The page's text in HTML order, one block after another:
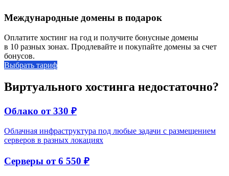
Международные домены в подарок
Оплатите хостинг на год и получите бонусные домены
в 10 разных зонах. Продлевайте и покупайте домены за счет
бонусов.
Выбрать тариф
Виртуального хостинга недостаточно?
Облако от 330 ₽
Облачная инфраструктура под любые задачи с размещением
серверов в разных локациях
Серверы от 6 550 ₽